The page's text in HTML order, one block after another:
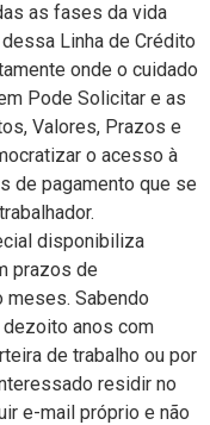
as fases da vida
Linha de Crédito
onde o cuidado
Pode Solicitar e as
Valores, Prazos e
o acesso à
de pagamento que se
disponibiliza
prazos de
Sabendo
anos com
de trabalho ou por
residir no
e-mail próprio e não